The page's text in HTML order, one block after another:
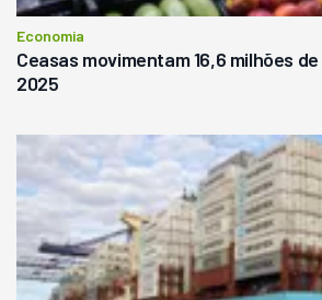
Economia
Ceasas movimentam 16,6 milhões
2025